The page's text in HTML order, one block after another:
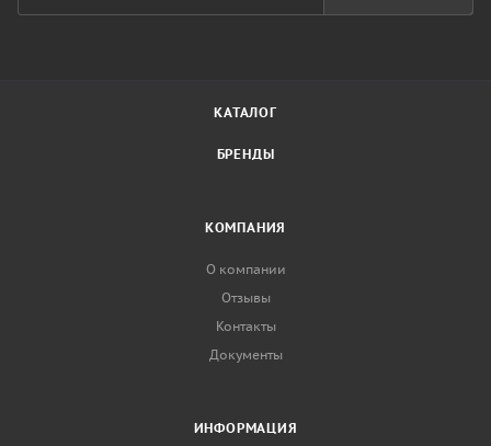
КАТАЛОГ
БРЕНДЫ
КОМПАНИЯ
О компании
Отзывы
Контакты
Документы
ИНФОРМАЦИЯ